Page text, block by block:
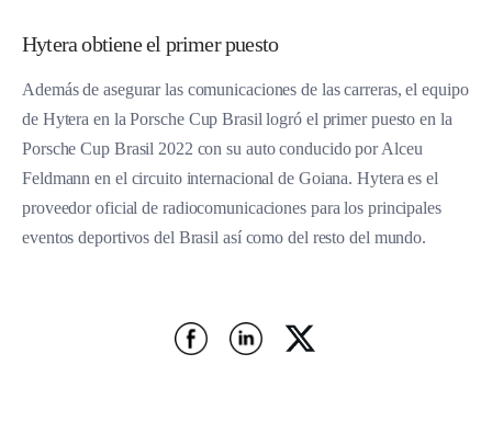
Hytera obtiene el primer puesto
Además de asegurar las comunicaciones de las carreras, el equipo
de Hytera en la Porsche Cup Brasil logró el primer puesto en la
Porsche Cup Brasil 2022 con su auto conducido por Alceu
Feldmann en el circuito internacional de Goiana. Hytera es el
proveedor oficial de radiocomunicaciones para los principales
eventos deportivos del Brasil así como del resto del mundo.